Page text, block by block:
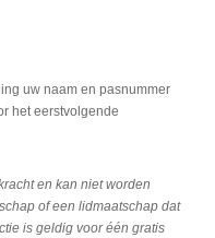
uw naam en pasnummer
het eerstvolgende
en kan niet worden
of een lidmaatschap dat
is geldig voor één gratis